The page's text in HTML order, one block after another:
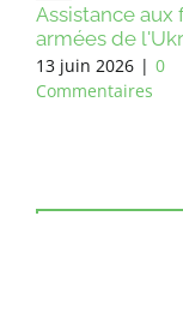
Forces armées
—
de lavage